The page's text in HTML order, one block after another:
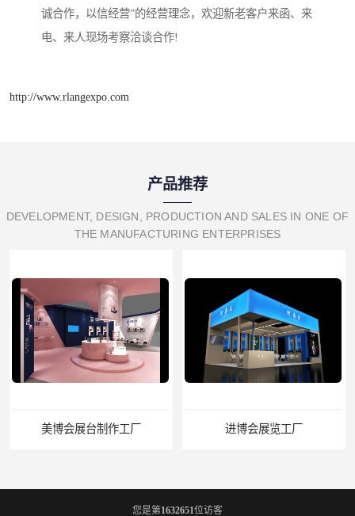
诚合作，以信经营”的经营理念，欢迎新老客户来函、来
电、来人现场考察洽谈合作!
http://www.rlangexpo.com
产品推荐
DEVELOPMENT, DESIGN, PRODUCTION AND SALES IN ONE OF
THE MANUFACTURING ENTERPRISES
美博会展台制作工厂 进博会展览工厂
您是第1632651位访客